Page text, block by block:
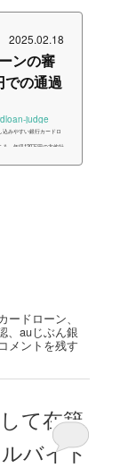
めるとauユーザー、特
2025.02.18
ンの審
での通過
judge
込みやすい銀行カードロ
、年収120万円の方他社
行カードローンの「審
等については以下のペ
ードローン、
、auじぶん銀
コメントを残す
て在籍
バイト